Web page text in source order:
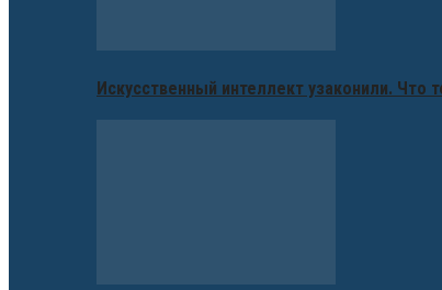
Искусственный интеллект узаконили. Что